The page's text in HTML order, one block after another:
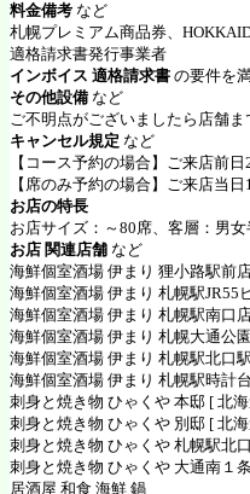
料金備考 など
札幌プレミアム商品券、
適格請求書発行事業者
インボイス 適格請求書 の要件を
その他設備 など
ご不明点がございましたら店舗
キャンセル規定 など
【コース予約の場合】ご来店前
【席のみ予約の場合】ご来店当
お店の特長
お店サイズ：～80席、客層：男
お店 関連店舗 など
海鮮個室酒場 伊まり 狸小路駅前
海鮮個室酒場 伊まり 札幌駅JR55
海鮮個室酒場 伊まり 札幌駅南口
海鮮個室酒場 伊まり 札幌大通公
海鮮個室酒場 伊まり 札幌駅北口
海鮮個室酒場 伊まり 札幌駅時計
刺身と焼き物 ひゃくや 本邸 [ 北
刺身と焼き物 ひゃくや 別邸 [ 北
刺身と焼き物 ひゃくや 札幌駅北
刺身と焼き物 ひゃくや 大通南１
居酒屋 和食 海鮮 鍋